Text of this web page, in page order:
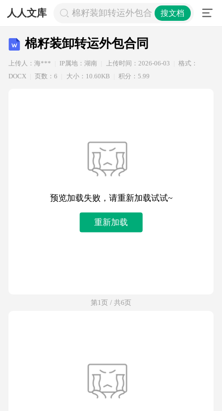
人人文库 棉籽装卸转运外包合同搜文档
棉籽装卸转运外包合同
上传人：海*** IP属地：湖南 上传时间：2026-06-03
格式：
DOCX
页数：6 大小：10.60KB 积分：5.99
预览加载失败，请重新加载试试~
重新加载
第1页 / 共6页